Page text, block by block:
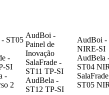
ST05
-
SI
-
2
AudBoi -
Painel de
Inovação
SalaFrade -
ST11 TP-SI
AudBela -
ST12 TP-SI
AudBoi -
NIRE-SI
AudBela
ST04
ST05